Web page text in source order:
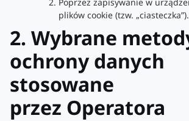
plików cookie (tzw. „ciasteczka”).
2. Wybrane
ochrony danych
stosowane
przez Operatora